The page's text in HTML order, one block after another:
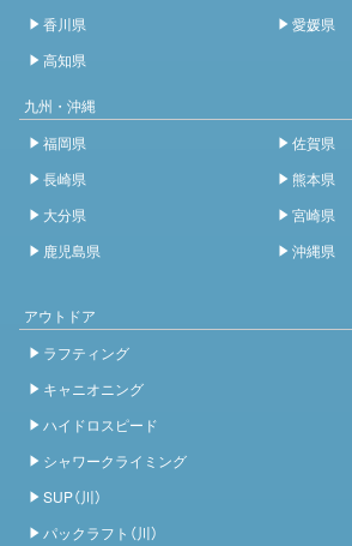
香川県
愛媛県
高知県
九州・沖縄
福岡県
佐賀県
長崎県
熊本県
大分県
宮崎県
鹿児島県
沖縄県
アウトドア
ラフティング
キャニオニング
ハイドロスピード
シャワークライミング
SUP（川）
パックラフト（川）